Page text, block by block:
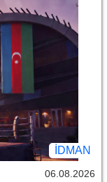
İDMAN
06.08.2026